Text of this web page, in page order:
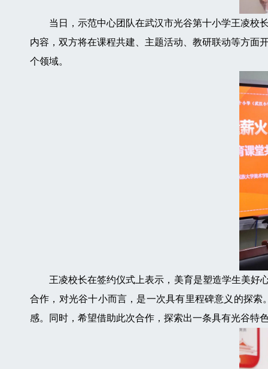
当日，示范中心团队在武汉市光谷第十小学王凌校长
内容，双方将在课程共建、主题活动、教研联动等方面
个领域。
王凌校长在签约仪式上表示，美育是塑造学生美好心
合作，对光谷十小而言，是一次具有里程碑意义的探
感。同时，希望借助此次合作，探索出一条具有光谷特